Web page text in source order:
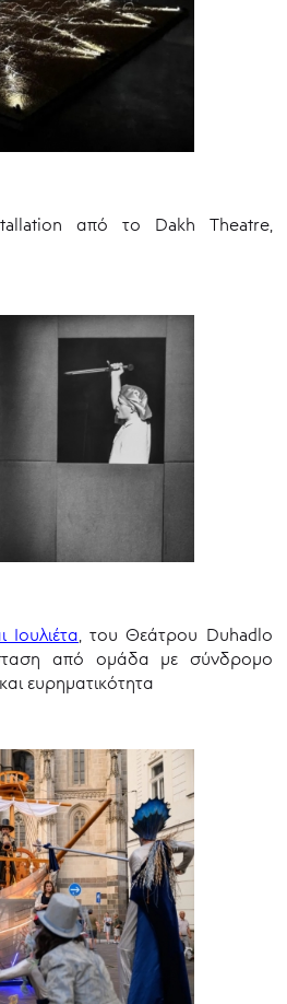
από το Dakh Theatre,
Ιουλιέτα, του Θεάτρου Duhadlo
από ομάδα με σύνδρομο
ευρηματικότητα